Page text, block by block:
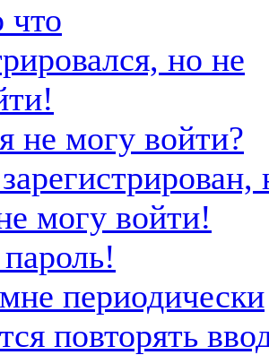
что
но не
не могу войти?
могу войти!
периодически
повторять